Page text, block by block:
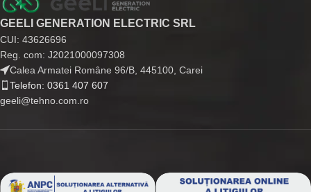
GEELI GENERATION ELECTRIC SRL
CUI: 43626696
Reg. com: J2021000097308
Calea Armatei Române 96/B, 445100, Carei
Telefon: 0361 407 607
geeli@tehno.com.ro